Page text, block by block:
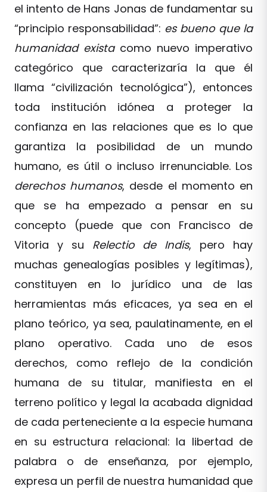
el intento de Hans Jonas de fundamentar su
“principio responsabilidad”: es bueno que la
humanidad existacomo nuevo imperativo
categórico que caracterizaría la que él
llama “civilización tecnológica”), entonces
toda institución idónea a proteger la
confianza en las relaciones que es lo que
garantiza la posibilidad de un mundo
humano, es útil o incluso irrenunciable. Los
derechos humanos, desde el momento en
que se ha empezado a pensar en su
concepto (puede que con Francisco de
Vitoria y su Relectio de Indis, pero hay
muchas genealogías posibles y legítimas),
constituyen en lo jurídico una de las
herramientas más eficaces, ya sea en el
plano teórico, ya sea, paulatinamente, en el
plano operativo. Cada uno de esos
derechos, como reflejo de la condición
humana de su titular, manifiesta en el
terreno político y legal la acabada dignidad
de cada perteneciente a la especie humana
en su estructura relacional: la libertad de
palabra o de enseñanza, por ejemplo,
expresa un perfil de nuestra humanidad que